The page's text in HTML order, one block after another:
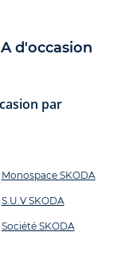
d'occasion
par
Monospace SKODA
S.U.V SKODA
Société SKODA